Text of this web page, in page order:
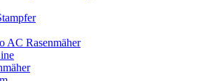
AC Rasenmäher